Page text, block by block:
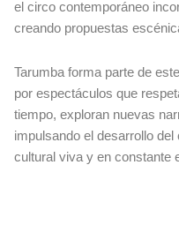
el circo contemporáneo
creando propuestas
Tarumba forma parte de
por espectáculos que
tiempo, exploran nuevas
impulsando el desarrollo
cultural viva y en constante